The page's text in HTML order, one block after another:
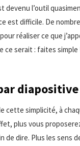
devenu l’outil
est difficile. De
réaliser ce que
ce serait : faites simple
diapositive
cette simplicité, à
plus vous
de dire. Plus les sens